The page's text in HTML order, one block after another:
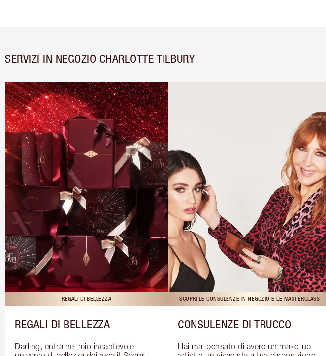
SERVIZI IN NEGOZIO CHARLOTTE TILBURY
REGALI DI BELLEZZA
REGALI DI BELLEZZA
Darling, entra nel mio incantevole
SCOPRI LE CONSULENZE IN NEGOZIO E LE MASTERCLASS
CONSULENZE DI TRUCCO
Hai mai pensato di avere un make-up